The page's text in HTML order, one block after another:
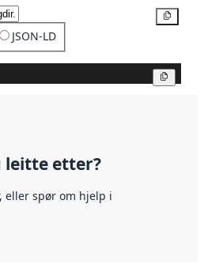
JSON-LD
leitte etter?
eller spør om hjelp i